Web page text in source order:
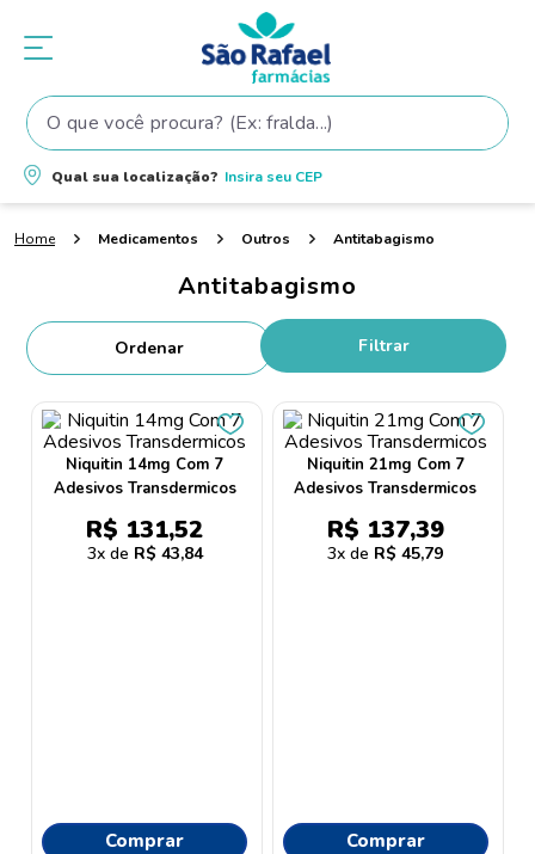
O que você procura? (Ex: fralda...)
Qual sua localização? Insira seu CEP
Medicamentos Outros Antitabagismo
Antitabagismo
Filtrar
Niquitin 14mg Com 7
Adesivos Transdermicos
R$ 131,52
3 R$ 43,84
Comprar
Niquitin 21mg Com 7
Adesivos Transdermicos
R$ 137,39
3 R$ 45,79
Comprar
Termos mais buscados
1º fralda
2 shampoo
fralda pampers
5º oleo
6 tintura cabelo
º dove
8º elseve
proge